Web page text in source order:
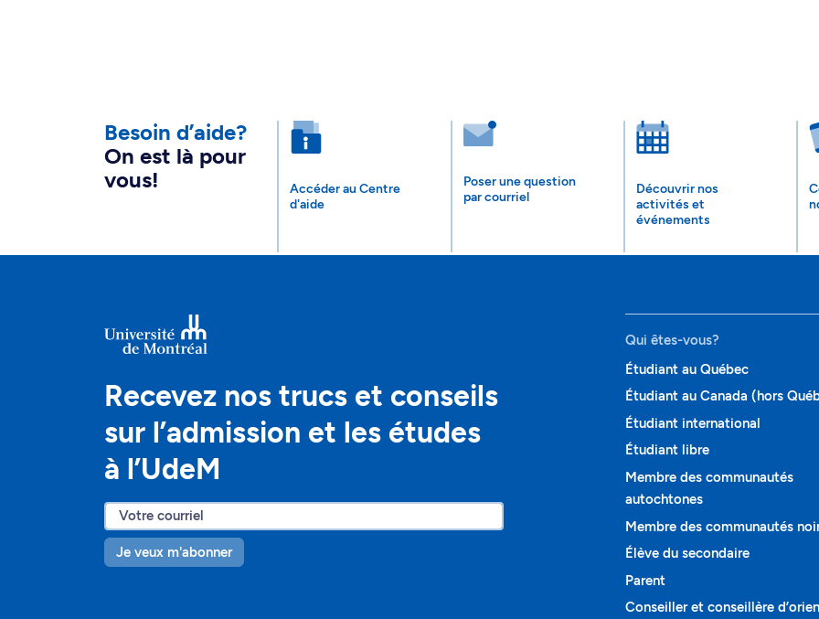
Besoin d’aide?
On est là pour
vous!
Accéder au Centre
d'aide
Poser une question
par courriel
Découvrir nos
activités et
événements
Recevez nos trucs et conseils
sur l’admission et les études
à l’UdeM
Je veux m'abonner
Qui êtes-vous?
Étudiant au Québec
Étudiant au Canada (hors
Étudiant international
Étudiant libre
Membre des communautés
autochtones
Membre des communautés
Élève du secondaire
Parent
Conseiller et conseillère